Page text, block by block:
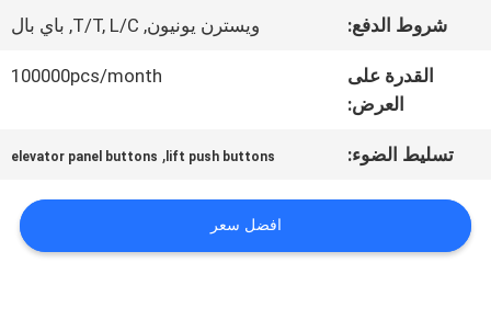
مراقبة
الجودة
بنا
شروط الدفع: ويسترن يونيون, T/T, L/C, باي بال
القدرة على
العرض:
100000pcs/month
تسليط الضوء: lift push buttons
,
elevator panel buttons
افضل سعر